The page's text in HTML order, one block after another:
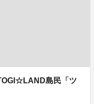
島民「ツ